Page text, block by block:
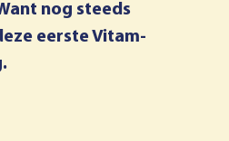
nog steeds
eerste Vitam-